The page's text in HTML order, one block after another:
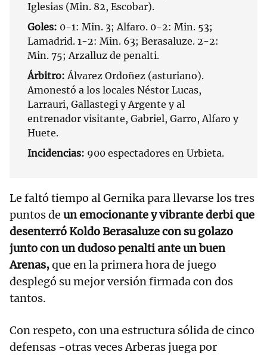
Iglesias (Min. 82, Escobar).
Goles: 0-1: Min. 3; Alfaro. 0-2: Min. 53;
Lamadrid. 1-2: Min. 63; Berasaluze. 2-2:
Min. 75; Arzalluz de penalti.
Árbitro:Álvarez Ordoñez (asturiano).
Amonestó a los locales Néstor Lucas,
Larrauri, Gallastegi y Argente y al
entrenador visitante, Gabriel, Garro, Alfaro y
Huete.
Incidencias: 900 espectadores en Urbieta.
Le faltó tiempo al Gernika para llevarse los tres
puntos de un emocionante y vibrante derbi que
desenterró Koldo Berasaluze con su golazo
junto con un dudoso penalti ante un buen
Arenas,que en la primera hora de juego
desplegó su mejor versión firmada con dos
tantos.
Con respeto, con una estructura sólida de cinco
defensas -otras veces Arberas juega por